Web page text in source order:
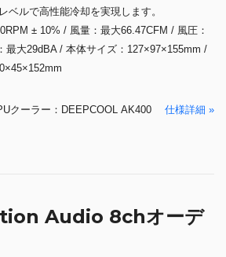
ベルで高性能冷却を実現します。
± 10% / 風量：最大66.47CFM / 風圧：
最大29dBA / 本体サイズ：127×97×155mm /
クーラー：DEEPCOOL AK400 仕様詳細 »
Audio 8chオーデ